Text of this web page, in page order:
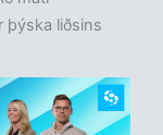
þýska liðsins